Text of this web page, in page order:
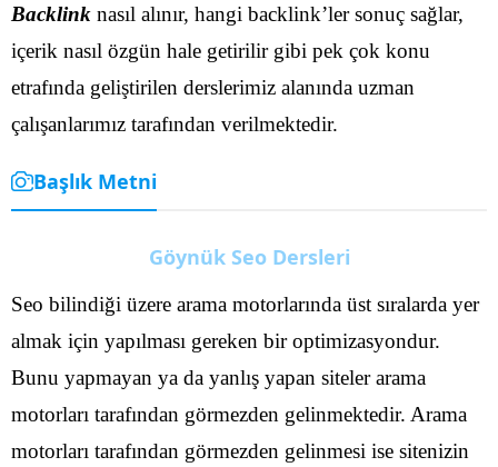
Backlink nasıl alınır, hangi backlink’ler sonuç sağlar,
içerik nasıl özgün hale getirilir gibi pek çok konu
etrafında geliştirilen derslerimiz alanında uzman
çalışanlarımız tarafından verilmektedir.
Başlık Metni
Göynük Seo Dersleri
Seo bilindiği üzere arama motorlarında üst sıralarda yer
almak için yapılması gereken bir optimizasyondur.
Bunu yapmayan ya da yanlış yapan siteler arama
motorları tarafından görmezden gelinmektedir. Arama
motorları tarafından görmezden gelinmesi ise sitenizin